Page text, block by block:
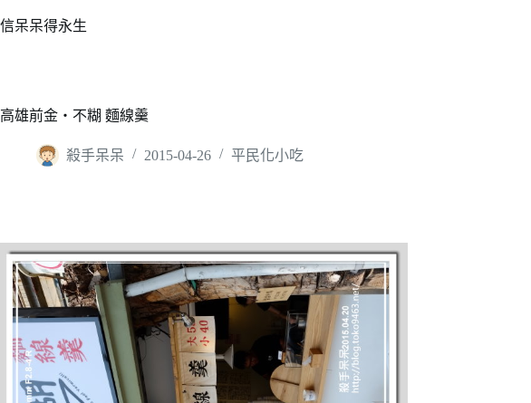
至
容
信呆呆得永生
高雄前金‧不糊 麵線羹
殺手呆呆 2015-04-26 平民化小吃